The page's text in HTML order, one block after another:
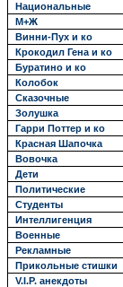
Национальные
М+Ж
Винни-Пух и ко
Крокодил Гена и ко
Буратино и ко
Колобок
Сказочные
Золушка
Гарри Поттер и ко
Красная Шапочка
Вовочка
Дети
Политические
Студенты
Интеллигенция
Военные
Рекламные
Прикольные стишки
V.I.P. анекдоты